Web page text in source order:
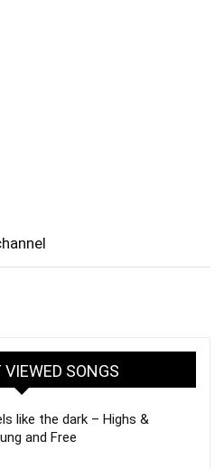
SONGS
like the dark – Highs &
and Free